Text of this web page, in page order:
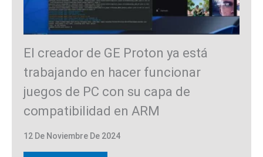
El creador de GE Proton ya está
trabajando en hacer funcionar
juegos de PC con su capa de
compatibilidad en ARM
12 De Noviembre De 2024